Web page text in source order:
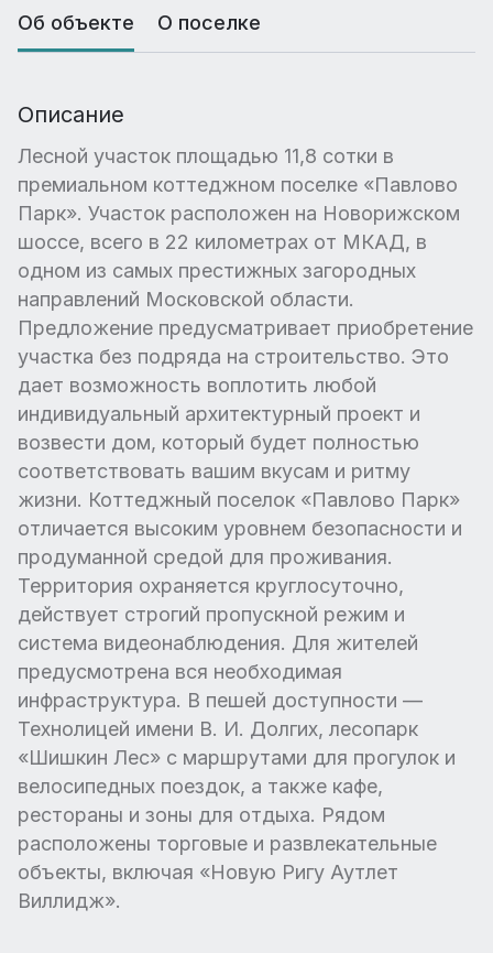
Об объекте О поселке
Описание
Лесной участок площадью 11,8 сотки в
премиальном коттеджном поселке «Павлово
Парк». Участок расположен на Новорижском
шоссе, всего в 22 километрах от МКАД, в
одном из самых престижных загородных
направлений Московской области.
Предложение предусматривает приобретение
участка без подряда на строительство. Это
дает возможность воплотить любой
индивидуальный архитектурный проект и
возвести дом, который будет полностью
соответствовать вашим вкусам и ритму
жизни. Коттеджный поселок «Павлово Парк»
отличается высоким уровнем безопасности и
продуманной средой для проживания.
Территория охраняется круглосуточно,
действует строгий пропускной режим и
система видеонаблюдения. Для жителей
предусмотрена вся необходимая
инфраструктура. В пешей доступности —
Технолицей имени В. И. Долгих, лесопарк
«Шишкин Лес» с маршрутами для прогулок и
велосипедных поездок, а также кафе,
рестораны и зоны для отдыха. Рядом
расположены торговые и развлекательные
объекты, включая «Новую Ригу Аутлет
Виллидж».